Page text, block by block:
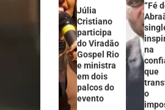
Júlia
Cristiano
participa
do Viradão
Gospel Rio
e ministra
em dois
palcos do
evento
“Fé
na
que
o